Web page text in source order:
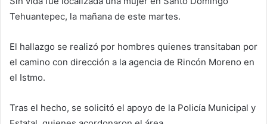
Tehuantepec, la mañana de este martes.
El hallazgo se realizó por hombres quienes transitaban por
el camino con dirección a la agencia de Rincón Moreno en
el Istmo.
Tras el hecho, se solicitó el apoyo de la Policía Municipal y